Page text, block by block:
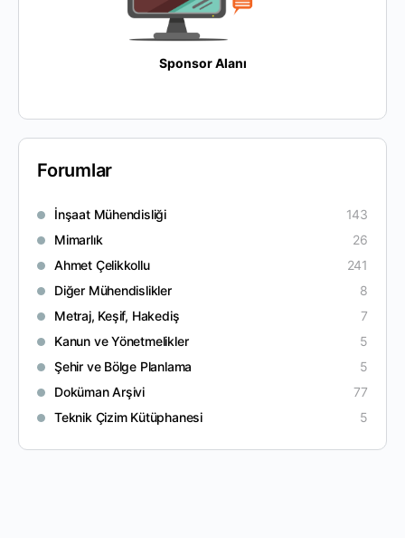
Sponsor Alanı
Forumlar
İnşaat Mühendisliği
143
Mimarlık
26
Ahmet Çelikkollu
241
Diğer Mühendislikler
8
Metraj, Keşif, Hakediş
7
Kanun ve Yönetmelikler
5
Şehir ve Bölge Planlama
5
Doküman Arşivi
77
Teknik Çizim Kütüphanesi
5